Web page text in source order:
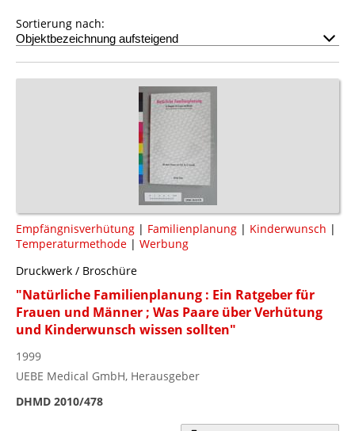
Sortierung nach:
Empfängnisverhütung | Familienplanung | Kinderwunsch |
Temperaturmethode | Werbung
Druckwerk / Broschüre
"Natürliche Familienplanung : Ein Ratgeber für
Frauen und Männer ; Was Paare über Verhütung
und Kinderwunsch wissen sollten"
1999
UEBE Medical GmbH, Herausgeber
DHMD 2010/478